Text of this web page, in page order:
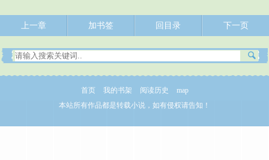
上一章 加书签 回目录 下一页
首页 我的书架 阅读历史
map
本站所有作品都是转载小说，如有侵权请告知！